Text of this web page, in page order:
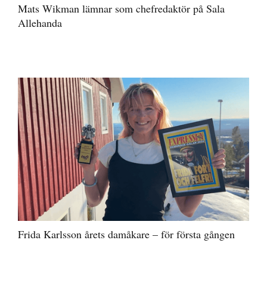
Mats Wikman lämnar som chefredaktör på Sala
Allehanda
Frida Karlsson årets damåkare – för första gången